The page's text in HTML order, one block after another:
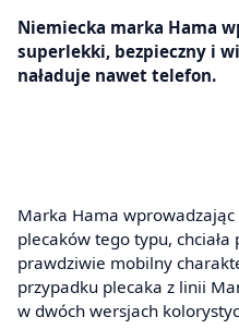
Niemiecka marka Hama
superlekki, bezpieczny i
naładuje nawet telefon.
Marka Hama
plecaków tego typu,
prawdziwie mobilny
przypadku plecaka z linii
w dwóch wersjach